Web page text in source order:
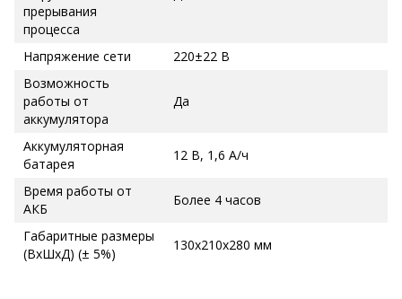
прерывания
процесса
Напряжение сети
220±22 В
Возможность
работы от
аккумулятора
Да
Аккумуляторная
батарея
12 В, 1,6 А/ч
Время работы от
АКБ
Более 4 часов
Габаритные размеры
(ВхШхД) (± 5%)
130x210x280 мм